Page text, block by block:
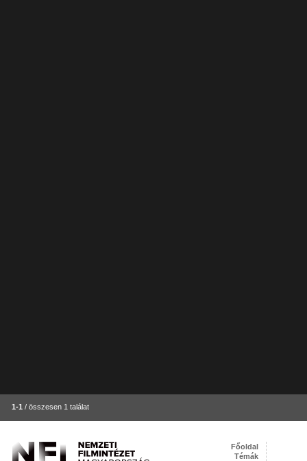
1-1 / összesen 1 találat
Főoldal
Témák